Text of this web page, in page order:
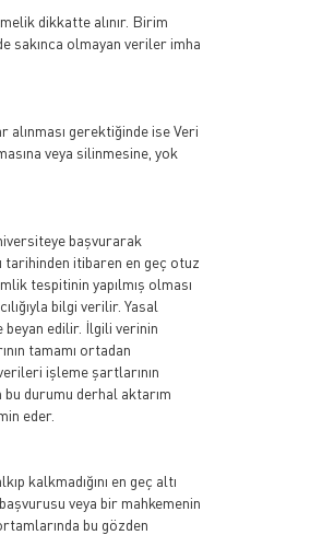
dikkatte alınır. Birim
sakınca olmayan veriler imha
gerektiğinde ise Veri
veya silinmesine, yok
başvurarak
itibaren en geç otuz
tespitinin yapılmış olması
bilgi verilir. Yasal
edilir. İlgili verinin
tamamı ortadan
işleme şartlarının
durumu derhal aktarım
eder.
kalkmadığını en geç altı
veya bir mahkemenin
bu gözden